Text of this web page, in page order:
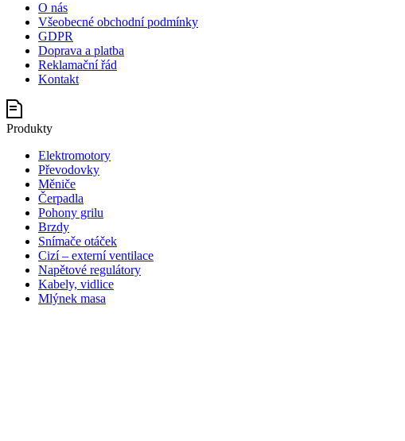
O nás
Všeobecné obchodní podmínky
GDPR
Doprava a platba
Reklamační řád
Kontakt
Produkty
Elektromotory
Převodovky
Měniče
Čerpadla
Pohony grilu
Brzdy
Snímače otáček
Cizí – externí ventilace
Napětové regulátory
Kabely, vidlice
Mlýnek masa